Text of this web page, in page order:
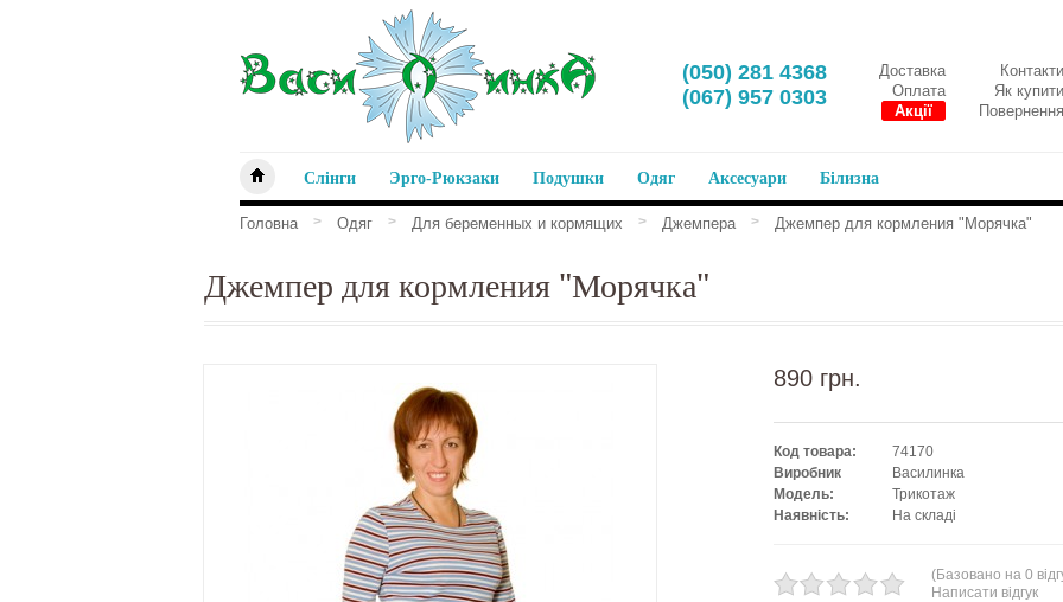
Контакти
Доставка
Як купити
Оплата
Повернення
Акції
‎(050) 281 4368
‎(067) 957 0303
Слінги Эрго-Рюкзаки Подушки Одяг Аксесуари Білизна
Головна > Одяг > Для беременных и кормящих > Джемпера > Джемпер для кормления "Морячка"
Джемпер для кормления "Морячка"
890 грн.
Код товара:
74170
Виробник
Василинка
Модель:
Трикотаж
Наявність:
На складі
(Базовано на 0
Написати відгук